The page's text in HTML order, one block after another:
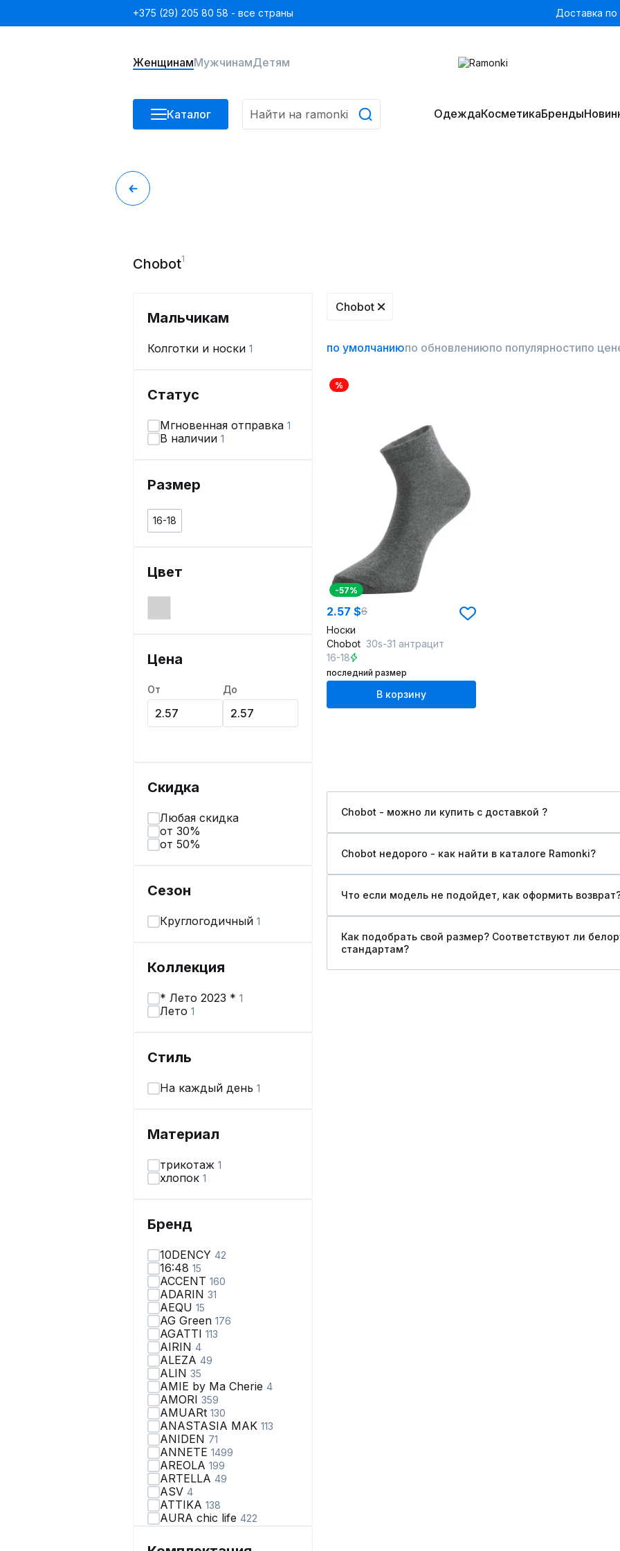
+375 (29) 205 80 58 - все страны Доставка
ЖенщинамМужчинамДетям
Каталог ОдеждаКосметикаБренды
Chobot1
Мальчикам
Колготки и носки 1
Статус
Мгновенная отправка 1
В наличии 1
Размер
16-18
Цвет
Цена
От До
Скидка
Любая скидка
от 30%
от 50%
Сезон
Круглогодичный 1
Коллекция
* Лето 2023 * 1
Лето 1
Стиль
На каждый день 1
Материал
трикотаж 1
хлопок 1
Бренд
10DENCY 42
16:48 15
ACCENT 160
ADARIN 31
AEQU 15
AG Green 176
AGATTI 113
AIRIN 4
ALEZA 49
ALIN 35
AMIE by Ma Сherie 4
AMORI 359
AMUARt 130
ANASTASIA MAK 113
ANIDEN 71
ANNETE 1499
AREOLA 199
ARTELLA 49
ASV 4
ATTIKA 138
AURA chic life 422
Chobot
по умолчаниюпо обновлениюпо популярностипо
%
-57%
2.57 $6
Носки
Chobot 30s-31 антрацит
16-18
последний размер
В корзину
Chobot - можно ли купить c доставкой ?
Chobot недорого - как найти в каталоге Ramonki?
Что если модель не подойдет, как оформить
Как подобрать свой размер? Соответствуют ли
стандартам?